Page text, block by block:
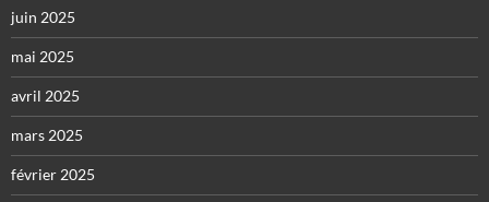
juin 2025
mai 2025
avril 2025
mars 2025
février 2025